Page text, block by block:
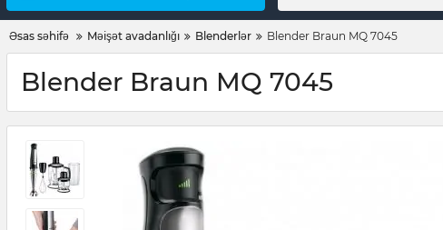
Əsas səhifə Məişət avadanlığı Blenderlər Blender Braun MQ 7045
Blender Braun MQ 7045